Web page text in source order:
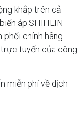
khắp trên cả
áp SHIHLIN
chính hãng
tuyến của công
miễn phí về dịch